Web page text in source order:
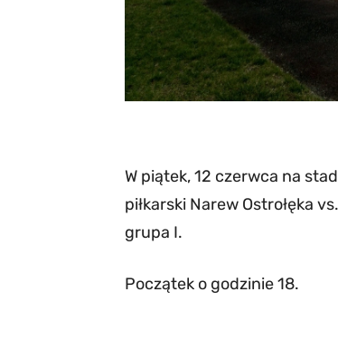
W piątek, 12 czerwca na
piłkarski Narew Ostrołęka
grupa I.
Początek o godzinie 18.